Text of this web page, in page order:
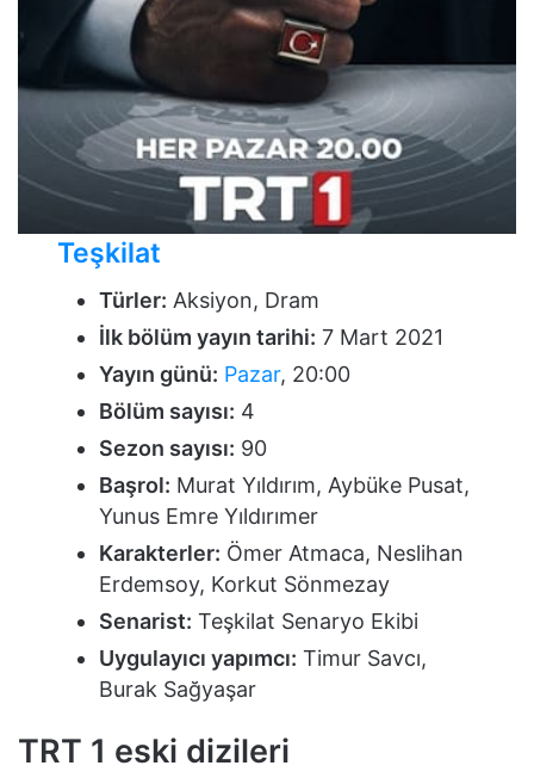
Teşkilat
Türler: Aksiyon, Dram
İlk bölüm yayın tarihi: 7 Mart 2021
Yayın günü: Pazar, 20:00
Bölüm sayısı: 4
Sezon sayısı: 90
Başrol: Murat Yıldırım, Aybüke Pusat,
Yunus Emre Yıldırımer
Karakterler: Ömer Atmaca, Neslihan
Erdemsoy, Korkut Sönmezay
Senarist: Teşkilat Senaryo Ekibi
Uygulayıcı yapımcı: Timur Savcı,
Burak Sağyaşar
TRT 1 eski dizileri